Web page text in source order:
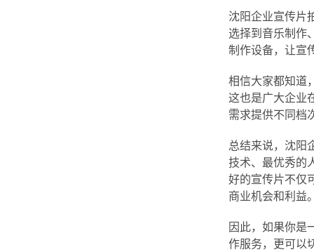
沈阳企业宣传片
选择到音乐制作
制作设备，让宣
相信大家都知道
这也是广大企业
需求提供不同档
总结来说，沈阳
技术、最优秀的
好的宣传片不仅
商业机会和利益
因此，如果你是
作服务，更可以